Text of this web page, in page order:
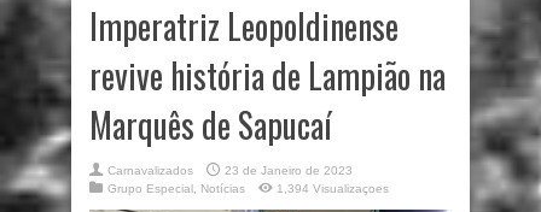
Imperatriz Leopoldinense
revive história de Lampião na
Marquês de Sapucaí
Carnavalizados
23 de Janeiro de 2023
Grupo Especial
Notícias 1,394 Visualizaçoes